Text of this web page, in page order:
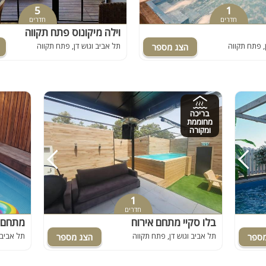
שולחן סנוקר
פלייסטיישן
Xbox
שולחן פוקר
מקרן
גישה לנכים
קבוצות גדולות
בריכה מקורה
מערכת הגברה
מסך lcd
מרפסת
1
חדרים
פתח תקווה
5
חדרים
וילה מיקונוס פתח תקווה
תל אביב וגוש דן, פתח תקווה
בריכה
מחוממת
ומקורה
1
חדרים
בלו סקיי מתחם אירוח
תל אביב וגוש דן, פתח תקווה תל